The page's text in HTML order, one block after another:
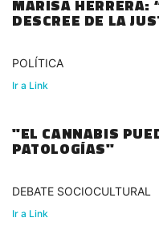
MARISA HERRERA:
DESCREE DE LA
POLÍTICA
Ir a Link
"EL CANNABIS
PATOLOGÍAS"
DEBATE SOCIOCULTURAL
Ir a Link